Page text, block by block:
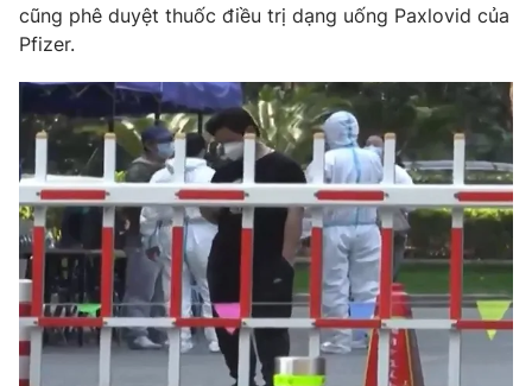
Thị trường
Lịch phát sóng
Chuyên mục khác
Emagazine Podcast
Photo Infographic
Video Shorts video
VTV Money VTV Thể thao
cũng phê duyệt thuốc điều trị dạng uống Paxlovid của
Pfizer.